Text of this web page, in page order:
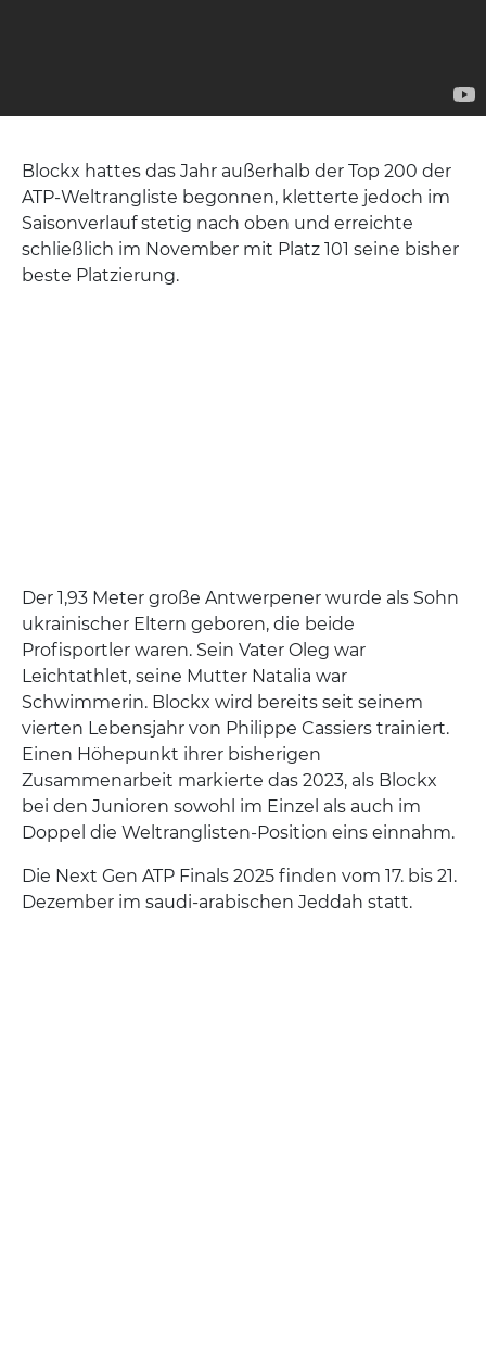
Blockx hattes das Jahr außerhalb der Top 200 der
ATP-Weltrangliste begonnen, kletterte jedoch im
Saisonverlauf stetig nach oben und erreichte
schließlich im November mit Platz 101 seine bisher
beste Platzierung.
Der 1,93 Meter große Antwerpener wurde als Sohn
ukrainischer Eltern geboren, die beide
Profisportler waren. Sein Vater Oleg war
Leichtathlet, seine Mutter Natalia war
Schwimmerin. Blockx wird bereits seit seinem
vierten Lebensjahr von Philippe Cassiers trainiert.
Einen Höhepunkt ihrer bisherigen
Zusammenarbeit markierte das 2023, als Blockx
bei den Junioren sowohl im Einzel als auch im
Doppel die Weltranglisten-Position eins einnahm.
Die Next Gen ATP Finals 2025 finden vom 17. bis 21.
Dezember im saudi-arabischen Jeddah statt.